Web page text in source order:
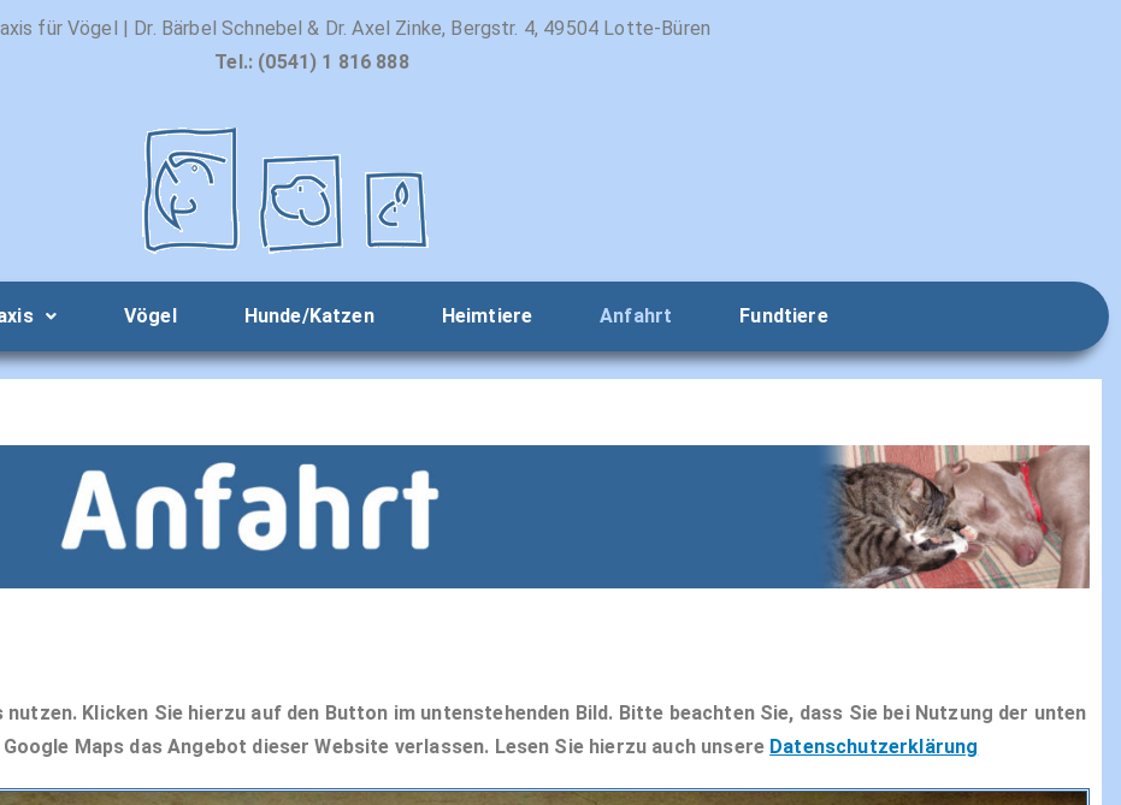
für Vögel | Dr. Bärbel Schnebel & Dr. Axel Zinke, Bergstr. 4, 49504 Lotte-Büren
Tel.: (0541) 1 816 888
Vögel Hunde/Katzen Heimtiere Anfahrt Fundtiere
Klicken Sie hierzu auf den Button im untenstehenden Bild. Bitte beachten Sie, dass Sie bei Nutzung der unten
Maps das Angebot dieser Website verlassen. Lesen Sie hierzu auch unsere Datenschutzerklärung